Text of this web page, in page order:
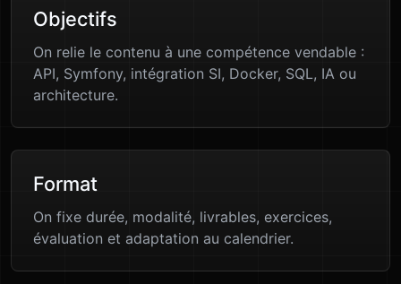
Objectifs
On relie le contenu à une compétence vendable :
API, Symfony, intégration SI, Docker, SQL, IA ou
architecture.
Format
On fixe durée, modalité, livrables, exercices,
évaluation et adaptation au calendrier.